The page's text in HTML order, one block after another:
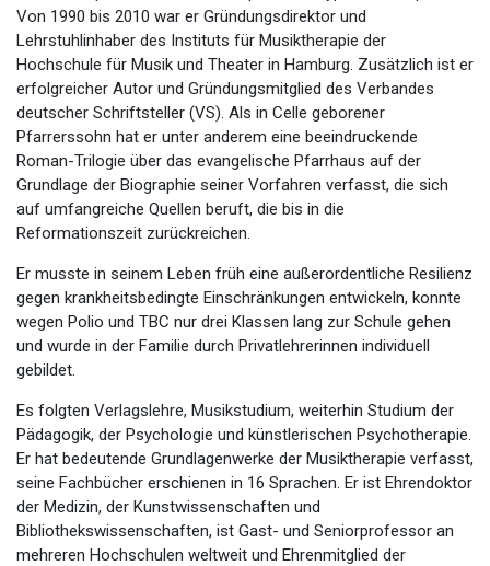
Von 1990 bis 2010 war er Gründungsdirektor und
Lehrstuhlinhaber des Instituts für Musiktherapie der
Hochschule für Musik und Theater in Hamburg. Zusätzlich ist er
erfolgreicher Autor und Gründungsmitglied des Verbandes
deutscher Schriftsteller (VS). Als in Celle geborener
Pfarrerssohn hat er unter anderem eine beeindruckende
Roman-Trilogie über das evangelische Pfarrhaus auf der
Grundlage der Biographie seiner Vorfahren verfasst, die sich
auf umfangreiche Quellen beruft, die bis in die
Reformationszeit zurückreichen.
Er musste in seinem Leben früh eine außerordentliche Resilienz
gegen krankheitsbedingte Einschränkungen entwickeln, konnte
wegen Polio und TBC nur drei Klassen lang zur Schule gehen
und wurde in der Familie durch Privatlehrerinnen individuell
gebildet.
Es folgten Verlagslehre, Musikstudium, weiterhin Studium der
Pädagogik, der Psychologie und künstlerischen Psychotherapie.
Er hat bedeutende Grundlagenwerke der Musiktherapie verfasst,
seine Fachbücher erschienen in 16 Sprachen. Er ist Ehrendoktor
der Medizin, der Kunstwissenschaften und
Bibliothekswissenschaften, ist Gast- und Seniorprofessor an
mehreren Hochschulen weltweit und Ehrenmitglied der